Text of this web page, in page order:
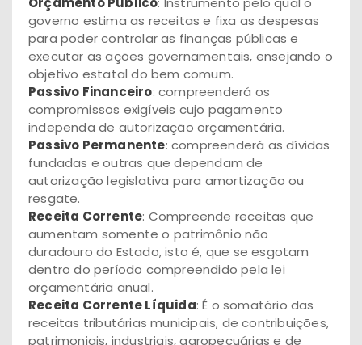
governo estima as receitas e fixa as despesas
para poder controlar as finanças públicas e
executar as ações governamentais, ensejando o
objetivo estatal do bem comum.
Passivo Financeiro: compreenderá os
compromissos exigíveis cujo pagamento
independa de autorização orçamentária.
Passivo Permanente: compreenderá as dívidas
fundadas e outras que dependam de
autorização legislativa para amortização ou
resgate.
Receita Corrente: Compreende receitas que
aumentam somente o patrimônio não
duradouro do Estado, isto é, que se esgotam
dentro do período compreendido pela lei
orçamentária anual.
Receita Corrente Líquida: É o somatório das
receitas tributárias municipais, de contribuições,
patrimoniais, industriais, agropecuárias e de